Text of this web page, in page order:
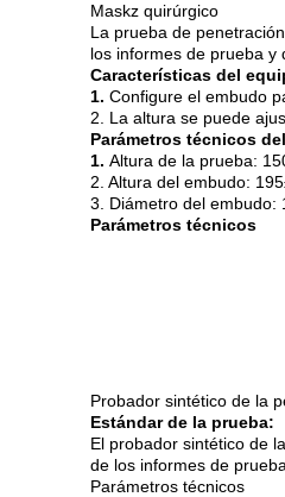
Maskz quirúrgico
La prueba de
los informes de prueba y
Características del
1. Configure el embudo
2. La altura se puede
Parámetros técnicos
1. Altura de la prueba:
2. Altura del embudo:
3. Diámetro del embudo:
Parámetros técnicos
Probador sintético de la
Estándar de la prueba:
El probador sintético de
de los informes de
Parámetros técnicos